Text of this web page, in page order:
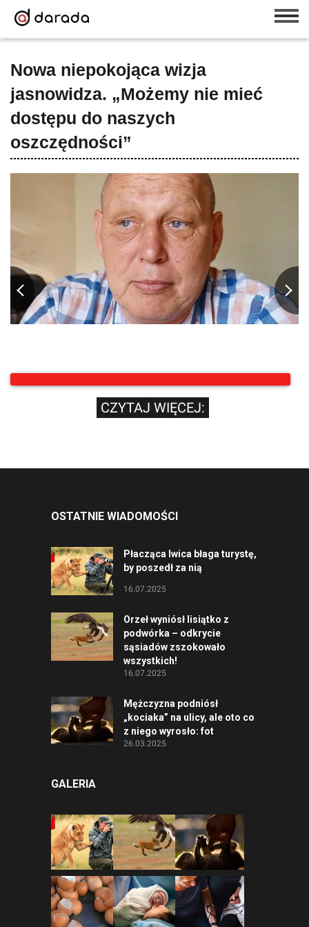
Nowa niepokojąca wizja
jasnowidza. „Możemy nie mieć
dostępu do naszych
oszczędności”
CZYTAJ WIĘCEJ:
OSTATNIE WIADOMOŚCI
Płacząca lwica błaga turystę,
by poszedł za nią
16.07.2025
Orzeł wyniósł lisiątko z
podwórka – odkrycie
sąsiadów zszokowało
wszystkich!
16.07.2025
Mężczyzna podniósł
„kociaka” na ulicy, ale oto co
z niego wyrosło: fot
26.03.2025
GALERIA